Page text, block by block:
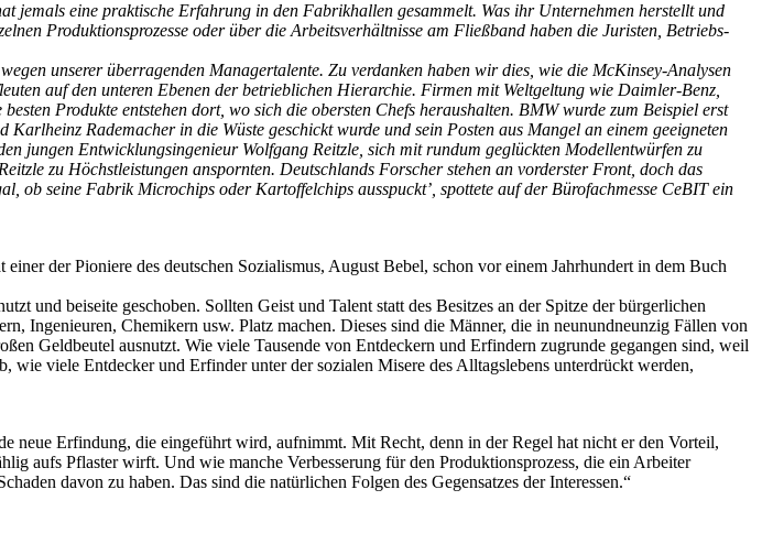
jemals eine praktische Erfahrung in den Fabrikhallen gesammelt. Was ihr Unternehmen herstellt und
Produktionsprozesse oder über die Arbeitsverhältnisse am Fließband haben die Juristen, Betriebs-
unserer überragenden Managertalente. Zu verdanken haben wir dies, wie die McKinsey-Analysen
auf den unteren Ebenen der betrieblichen Hierarchie. Firmen mit Weltgeltung wie Daimler-Benz,
Produkte entstehen dort, wo sich die obersten Chefs heraushalten. BMW wurde zum Beispiel erst
Rademacher in die Wüste geschickt wurde und sein Posten aus Mangel an einem geeigneten
jungen Entwicklungsingenieur Wolfgang Reitzle, sich mit rundum geglückten Modellentwürfen zu
zu Höchstleistungen anspornten. Deutschlands Forscher stehen an vorderster Front, doch das
ob seine Fabrik Microchips oder Kartoffelchips ausspuckt’, spottete auf der Bürofachmesse CeBIT ein
der Pioniere des deutschen Sozialismus, August Bebel, schon vor einem Jahrhundert in dem Buch
und beiseite geschoben. Sollten Geist und Talent statt des Besitzes an der Spitze der bürgerlichen
Ingenieuren, Chemikern usw. Platz machen. Dieses sind die Männer, die in neunundneunzig Fällen von
Geldbeutel ausnutzt. Wie viele Tausende von Entdeckern und Erfindern zugrunde gegangen sind, weil
viele Entdecker und Erfinder unter der sozialen Misere des Alltagslebens unterdrückt werden,
neue Erfindung, die eingeführt wird, aufnimmt. Mit Recht, denn in der Regel hat nicht er den Vorteil,
aufs Pflaster wirft. Und wie manche Verbesserung für den Produktionsprozess, die ein Arbeiter
davon zu haben. Das sind die natürlichen Folgen des Gegensatzes der Interessen.“